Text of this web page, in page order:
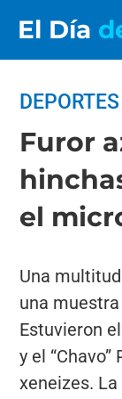
El Día
DEPORTES
Furor
el
Una
una
Estuvieron el
y el
xeneizes.